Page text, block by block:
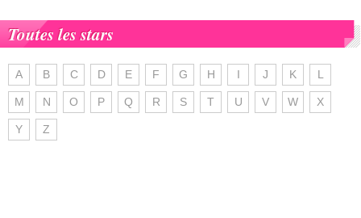
Toutes les stars
A B C D E F G H I J K L
M N O P Q R S T U V W X
Y Z